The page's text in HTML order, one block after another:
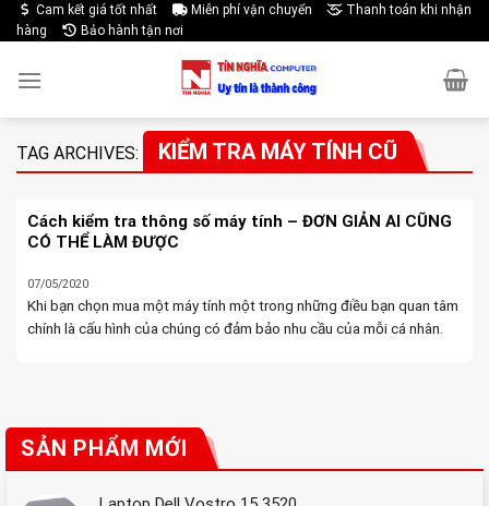
Skip
to
Cam kết giá tốt nhất Miễn phí vận chuyển
Thanh toán khi nhận
hàng
Bảo hành tận nơi
TAG ARCHIVES: KIỂM TRA MÁY TÍNH CŨ
Cách kiểm tra thông số máy tính – ĐƠN GIẢN AI CŨNG
CÓ THỂ LÀM ĐƯỢC
07/05/2020
Khi bạn chọn mua một máy tính một trong những điều bạn quan tâm
chính là cấu hình của chúng có đảm bảo nhu cầu của mỗi cá nhân.
SẢN PHẨM MỚI